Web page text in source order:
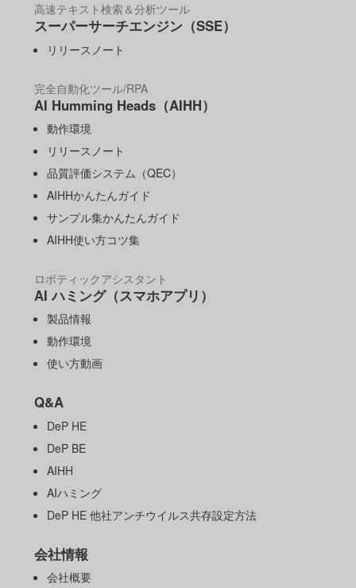
高速テキスト検索＆分析ツール
スーパーサーチエンジン（SSE）
リリースノート
完全自動化ツール/RPA
AI Humming Heads（AIHH）
動作環境
リリースノート
品質評価システム（QEC）
AIHHかんたんガイド
サンプル集かんたんガイド
AIHH使い方コツ集
ロボティックアシスタント
AI ハミング（スマホアプリ）
製品情報
動作環境
使い方動画
Q&A
DeP HE
DeP BE
AIHH
AIハミング
DeP HE 他社アンチウイルス共存設定方法
会社情報
会社概要